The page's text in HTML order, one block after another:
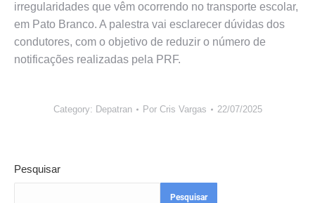
irregularidades que vêm ocorrendo no transporte escolar,
em Pato Branco. A palestra vai esclarecer dúvidas dos
condutores, com o objetivo de reduzir o número de
notificações realizadas pela PRF.
Category: Depatran Por Cris Vargas 22/07/2025
Pesquisar
Pesquisar